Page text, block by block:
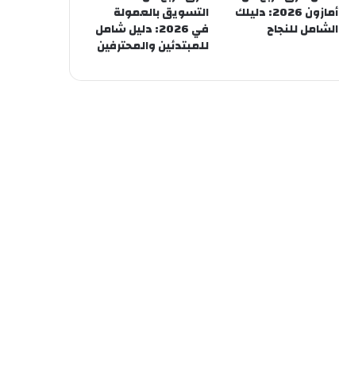
أمازون 2026: دليلك
الشامل للنجاح
التسويق بالعمولة
في 2026: دليل شامل
للمبتدئين والمحترفين